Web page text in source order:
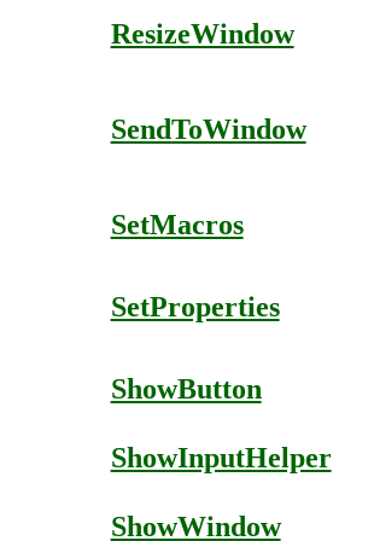
ResizeWindow
SendToWindow
SetMacros
SetProperties
ShowButton
ShowInputHelper
ShowWindow